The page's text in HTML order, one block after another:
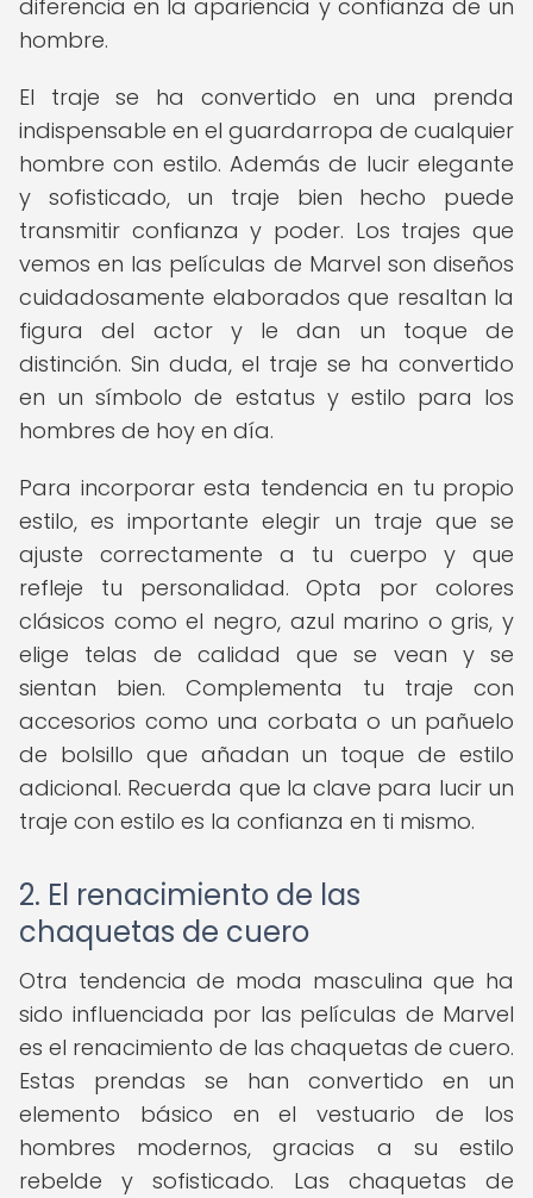
diferencia en la apariencia y confianza de un
hombre.
El traje se ha convertido en una prenda
indispensable en el guardarropa de cualquier
hombre con estilo. Además de lucir elegante
y sofisticado, un traje bien hecho puede
transmitir confianza y poder. Los trajes que
vemos en las películas de Marvel son diseños
cuidadosamente elaborados que resaltan la
figura del actor y le dan un toque de
distinción. Sin duda, el traje se ha convertido
en un símbolo de estatus y estilo para los
hombres de hoy en día.
Para incorporar esta tendencia en tu propio
estilo, es importante elegir un traje que se
ajuste correctamente a tu cuerpo y que
refleje tu personalidad. Opta por colores
clásicos como el negro, azul marino o gris, y
elige telas de calidad que se vean y se
sientan bien. Complementa tu traje con
accesorios como una corbata o un pañuelo
de bolsillo que añadan un toque de estilo
adicional. Recuerda que la clave para lucir un
traje con estilo es la confianza en ti mismo.
2. El renacimiento de las
chaquetas de cuero
Otra tendencia de moda masculina que ha
sido influenciada por las películas de Marvel
es el renacimiento de las chaquetas de cuero.
Estas prendas se han convertido en un
elemento básico en el vestuario de los
hombres modernos, gracias a su estilo
rebelde y sofisticado. Las chaquetas de